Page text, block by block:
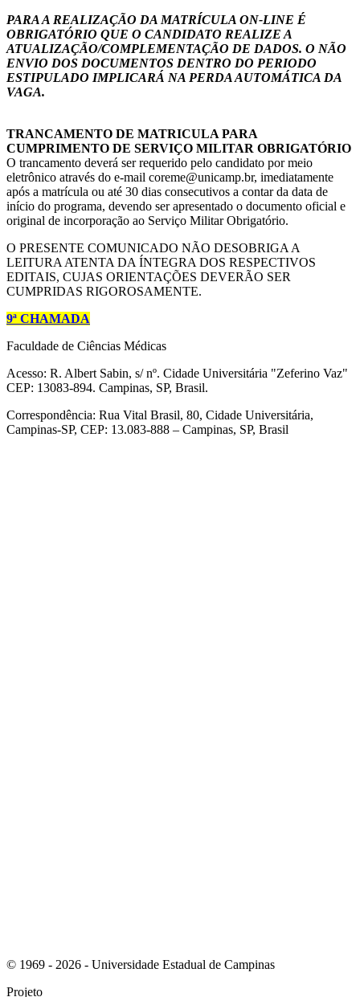
PARA A REALIZAÇÃO DA MATRÍCULA ON-LINE É
OBRIGATÓRIO QUE O CANDIDATO REALIZE A
ATUALIZAÇÃO/COMPLEMENTAÇÃO DE DADOS. O NÃO
ENVIO DOS DOCUMENTOS DENTRO DO PERIODO
ESTIPULADO IMPLICARÁ NA PERDA AUTOMÁTICA DA
VAGA.
TRANCAMENTO DE MATRICULA PARA
CUMPRIMENTO DE SERVIÇO MILITAR OBRIGATÓRIO
O trancamento deverá ser requerido pelo candidato por meio
eletrônico através do e-mail coreme@unicamp.br, imediatamente
após a matrícula ou até 30 dias consecutivos a contar da data de
início do programa, devendo ser apresentado o documento oficial e
original de incorporação ao Serviço Militar Obrigatório.
O PRESENTE COMUNICADO NÃO DESOBRIGA A
LEITURA ATENTA DA ÍNTEGRA DOS RESPECTIVOS
EDITAIS, CUJAS ORIENTAÇÕES DEVERÃO SER
CUMPRIDAS RIGOROSAMENTE.
9ª CHAMADA
Faculdade de Ciências Médicas
Acesso: R. Albert Sabin, s/ nº. Cidade Universitária "Zeferino Vaz"
CEP: 13083-894. Campinas, SP, Brasil.
Correspondência: Rua Vital Brasil, 80, Cidade Universitária,
Campinas-SP, CEP: 13.083-888 – Campinas, SP, Brasil
© 1969 - 2026 - Universidade Estadual de Campinas
Projeto